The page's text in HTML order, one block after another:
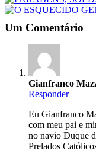
Um Comentário
Gianfranco
Responder
Eu Gianfranco
com meu pai e
no navio Duque
Prelados